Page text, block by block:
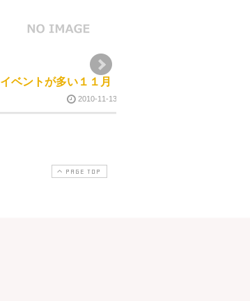
イベントが多い１１月
2010-11-13
PAGE TOP